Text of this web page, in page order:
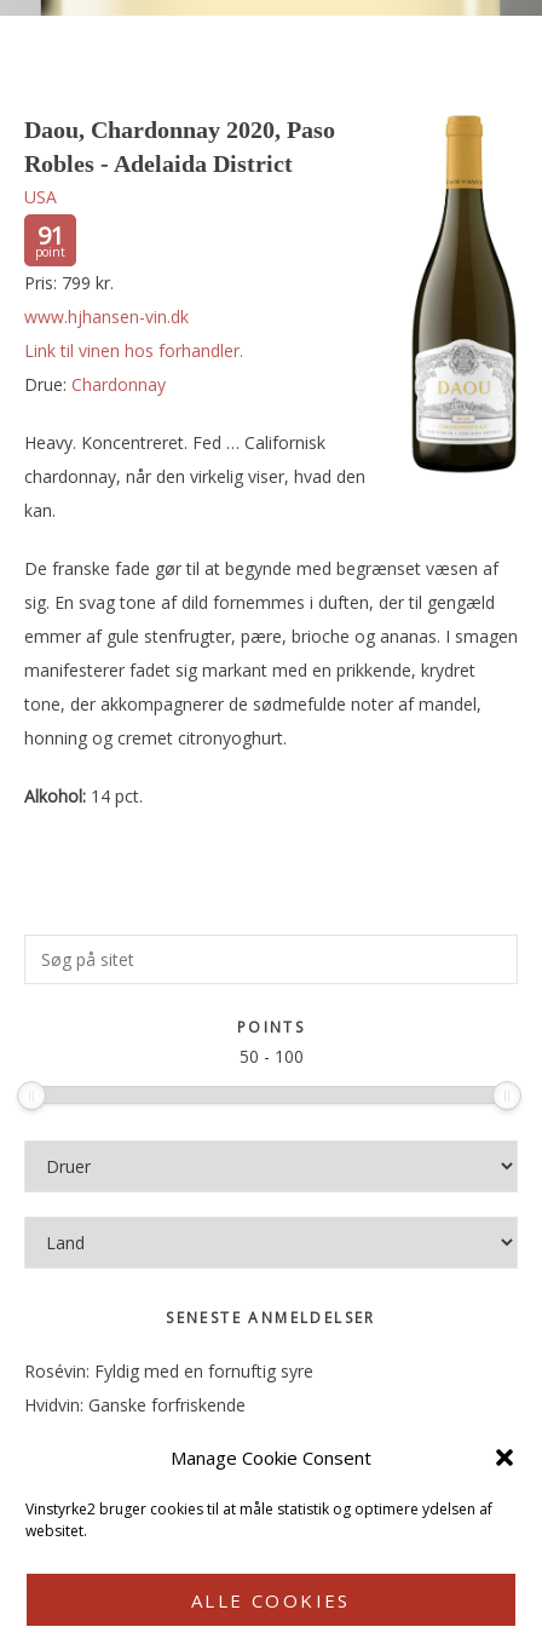
Manage Cookie Consent
Vinstyrke2 bruger cookies til at måle statistik og optimere ydelsen af
websitet.
ALLE COOKIES
Daou, Chardonnay 2020, Paso
Robles - Adelaida District
USA
91
Pris: 799 kr.
www.hjhansen-vin.dk
Link til vinen hos forhandler.
Drue:
chardonnay
Heavy. Koncentreret. Fed … Californisk
chardonnay, når den virkelig viser, hvad den
kan.
De franske fade gør til at begynde med begrænset væsen af
sig. En svag tone af dild fornemmes i duften, der til gengæld
emmer af gule stenfrugter, pære, brioche og ananas. I smagen
manifesterer fadet sig markant med en prikkende, krydret
tone, der akkompagnerer de sødmefulde noter af mandel,
honning og cremet citronyoghurt.
Alkohol: 14 pct.
Primær
Sidebar
Søg
på
POINTS
50 - 100
SENESTE ANMELDELSER
Rosévin: Fyldig med en fornuftig syre
Hvidvin: Ganske forfriskende
Hvidvin: Smørfedme og tropisk sødme
Rosévin: Blød, rund og sødladen